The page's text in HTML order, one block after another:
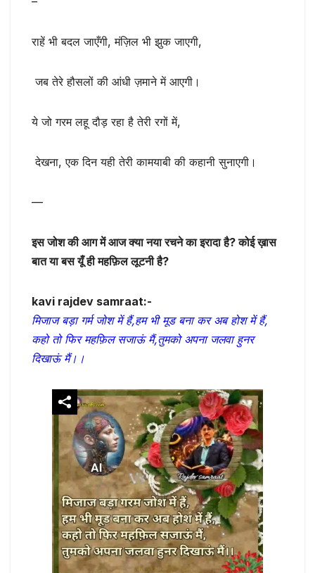
राहें भी बदल जाएँगी, मंज़िल भी झुक जाएगी,
जब तेरे हौसलों की आंधी ज़माने में आएगी।
ये जो गरम लहू दौड़ रहा है तेरी रगों में,
देखना, एक दिन यही तेरी कामयाबी की कहानी सुनाएगी।
—
इस जोश की आग में आज क्या नया रचने का इरादा है? कोई ख़ास
बात या बस यूँ ही महफ़िल लूटनी है?
kavi rajdev samraat:-
मिजाज बड़ा गर्म जोश में हैं,हम भी मूड बना कर अब होश में हैं,
कहो तो फिर महफ़िल सजाऊं मैं,तुमको अपना जलवा हुनर
दिखाऊं मैं।।